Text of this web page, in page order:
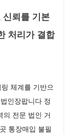
신뢰를 기본
처리가 결합
체계를 기반으
인장팝니다 정
의 전문 법인 거
통장매입 불필